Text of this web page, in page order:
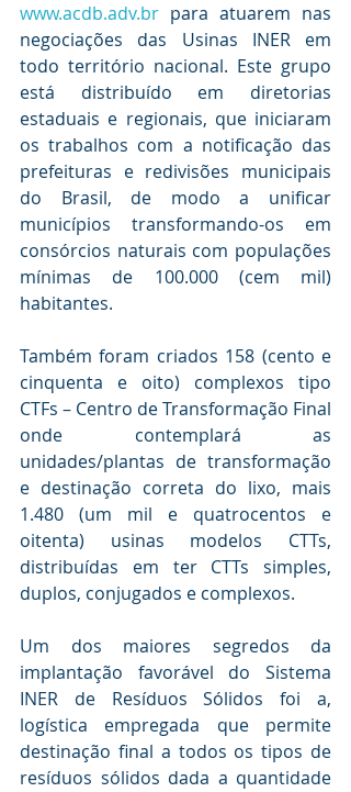
www.acdb.adv.br para atuarem nas
negociações das Usinas INER em
todo território nacional. Este grupo
está distribuído em diretorias
estaduais e regionais, que iniciaram
os trabalhos com a notificação das
prefeituras e redivisões municipais
do Brasil, de modo a unificar
municípios transformando-os em
consórcios naturais com populações
mínimas de 100.000 (cem mil)
habitantes.
Também foram criados 158 (cento e
cinquenta e oito) complexos tipo
CTFs – Centro de Transformação Final
onde contemplará as
unidades/plantas de transformação
e destinação correta do lixo, mais
1.480 (um mil e quatrocentos e
oitenta) usinas modelos CTTs,
distribuídas em ter CTTs simples,
duplos, conjugados e complexos.
Um dos maiores segredos da
implantação favorável do Sistema
INER de Resíduos Sólidos foi a,
logística empregada que permite
destinação final a todos os tipos de
resíduos sólidos dada a quantidade